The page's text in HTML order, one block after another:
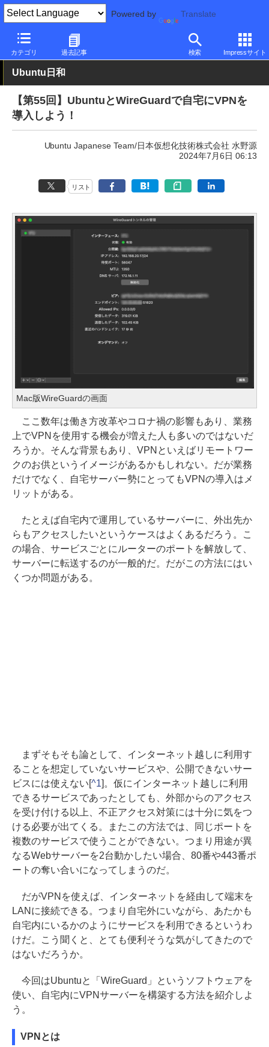
Powered by Translate
カテゴリ 過去記事 検索 Impressサイト
PC Watch ソフトウェア/アプリ 他ソフト/アプリ その他
Ubuntu日和
【第55回】UbuntuとWireGuardで自宅にVPNを
導入しよう！
Ubuntu Japanese Team/日本仮想化技術株式会社 水野源
2024年7月6日 06:13
リスト
Mac版WireGuardの画面
ここ数年は働き方改革やコロナ禍の影響もあり、業務
上でVPNを使用する機会が増えた人も多いのではないだ
ろうか。そんな背景もあり、VPNといえばリモートワー
クのお供というイメージがあるかもしれない。だが業務
だけでなく、自宅サーバー勢にとってもVPNの導入はメ
リットがある。
たとえば自宅内で運用しているサーバーに、外出先か
らもアクセスしたいというケースはよくあるだろう。こ
の場合、サービスごとにルーターのポートを解放して、
サーバーに転送するのが一般的だ。だがこの方法にはい
くつか問題がある。
まずそもそも論として、インターネット越しに利用す
ることを想定していないサービスや、公開できないサー
ビスには使えない[^1]。仮にインターネット越しに利用
できるサービスであったとしても、外部からのアクセス
を受け付ける以上、不正アクセス対策には十分に気をつ
ける必要が出てくる。またこの方法では、同じポートを
複数のサービスで使うことができない。つまり用途が異
なるWebサーバーを2台動かしたい場合、80番や443番ポ
ートの奪い合いになってしまうのだ。
だがVPNを使えば、インターネットを経由して端末を
LANに接続できる。つまり自宅外にいながら、あたかも
自宅内にいるかのようにサービスを利用できるというわ
けだ。こう聞くと、とても便利そうな気がしてきたので
はないだろうか。
今回はUbuntuと「WireGuard」というソフトウェアを
使い、自宅内にVPNサーバーを構築する方法を紹介しよ
う。
VPNとは